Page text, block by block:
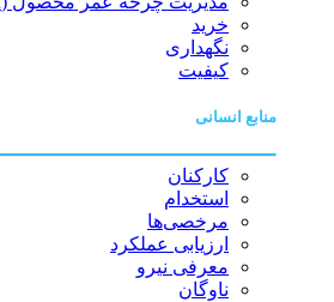
خرید
نگهداری
کیفیت
منابع انسانی
کارکنان
استخدام
مرخصی‌ها
ارزیابی عملکرد
معرفی نیرو
ناوگان